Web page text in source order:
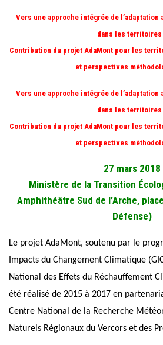
Vers une approche intégrée de l’adaptation
dans les territoires
Contribution du projet AdaMont pour les
et perspectives
Vers une approche intégrée de l’adaptation
dans les territoires
Contribution du projet AdaMont pour les
et perspectives
27 mars 2018
Ministère de la Transition
Amphithéâtre Sud de l’Arche,
Défense)
Le projet AdaMont, soutenu par le
Impacts du Changement Climatique
National des Effets du Réchauffement
été réalisé de 2015 à 2017 en
Centre National de la Recherche
Naturels Régionaux du Vercors et des